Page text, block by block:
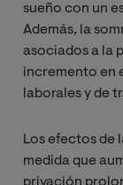
sueño con un
Además, la
asociados a la
incremento en
laborales y de
Los efectos de
medida que
privación